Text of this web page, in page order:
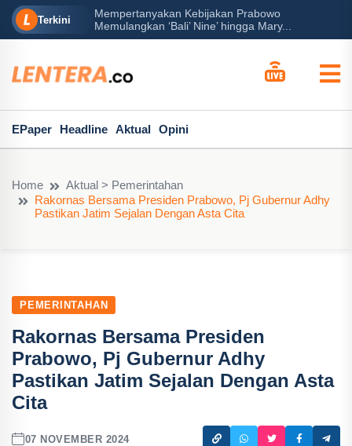
Terkini
Mempertanyakan Kebijakan Prabowo
Memulangkan ‘Bali’ Nine’ hingga Mary...
EPaper Headline Aktual Opini
Home
Aktual > Pemerintahan
Rakornas Bersama Presiden Prabowo, Pj Gubernur Adhy
Pastikan Jatim Sejalan Dengan Asta Cita
PEMERINTAHAN
Rakornas Bersama Presiden
Prabowo, Pj Gubernur Adhy
Pastikan Jatim Sejalan Dengan Asta
Cita
07 NOVEMBER 2024